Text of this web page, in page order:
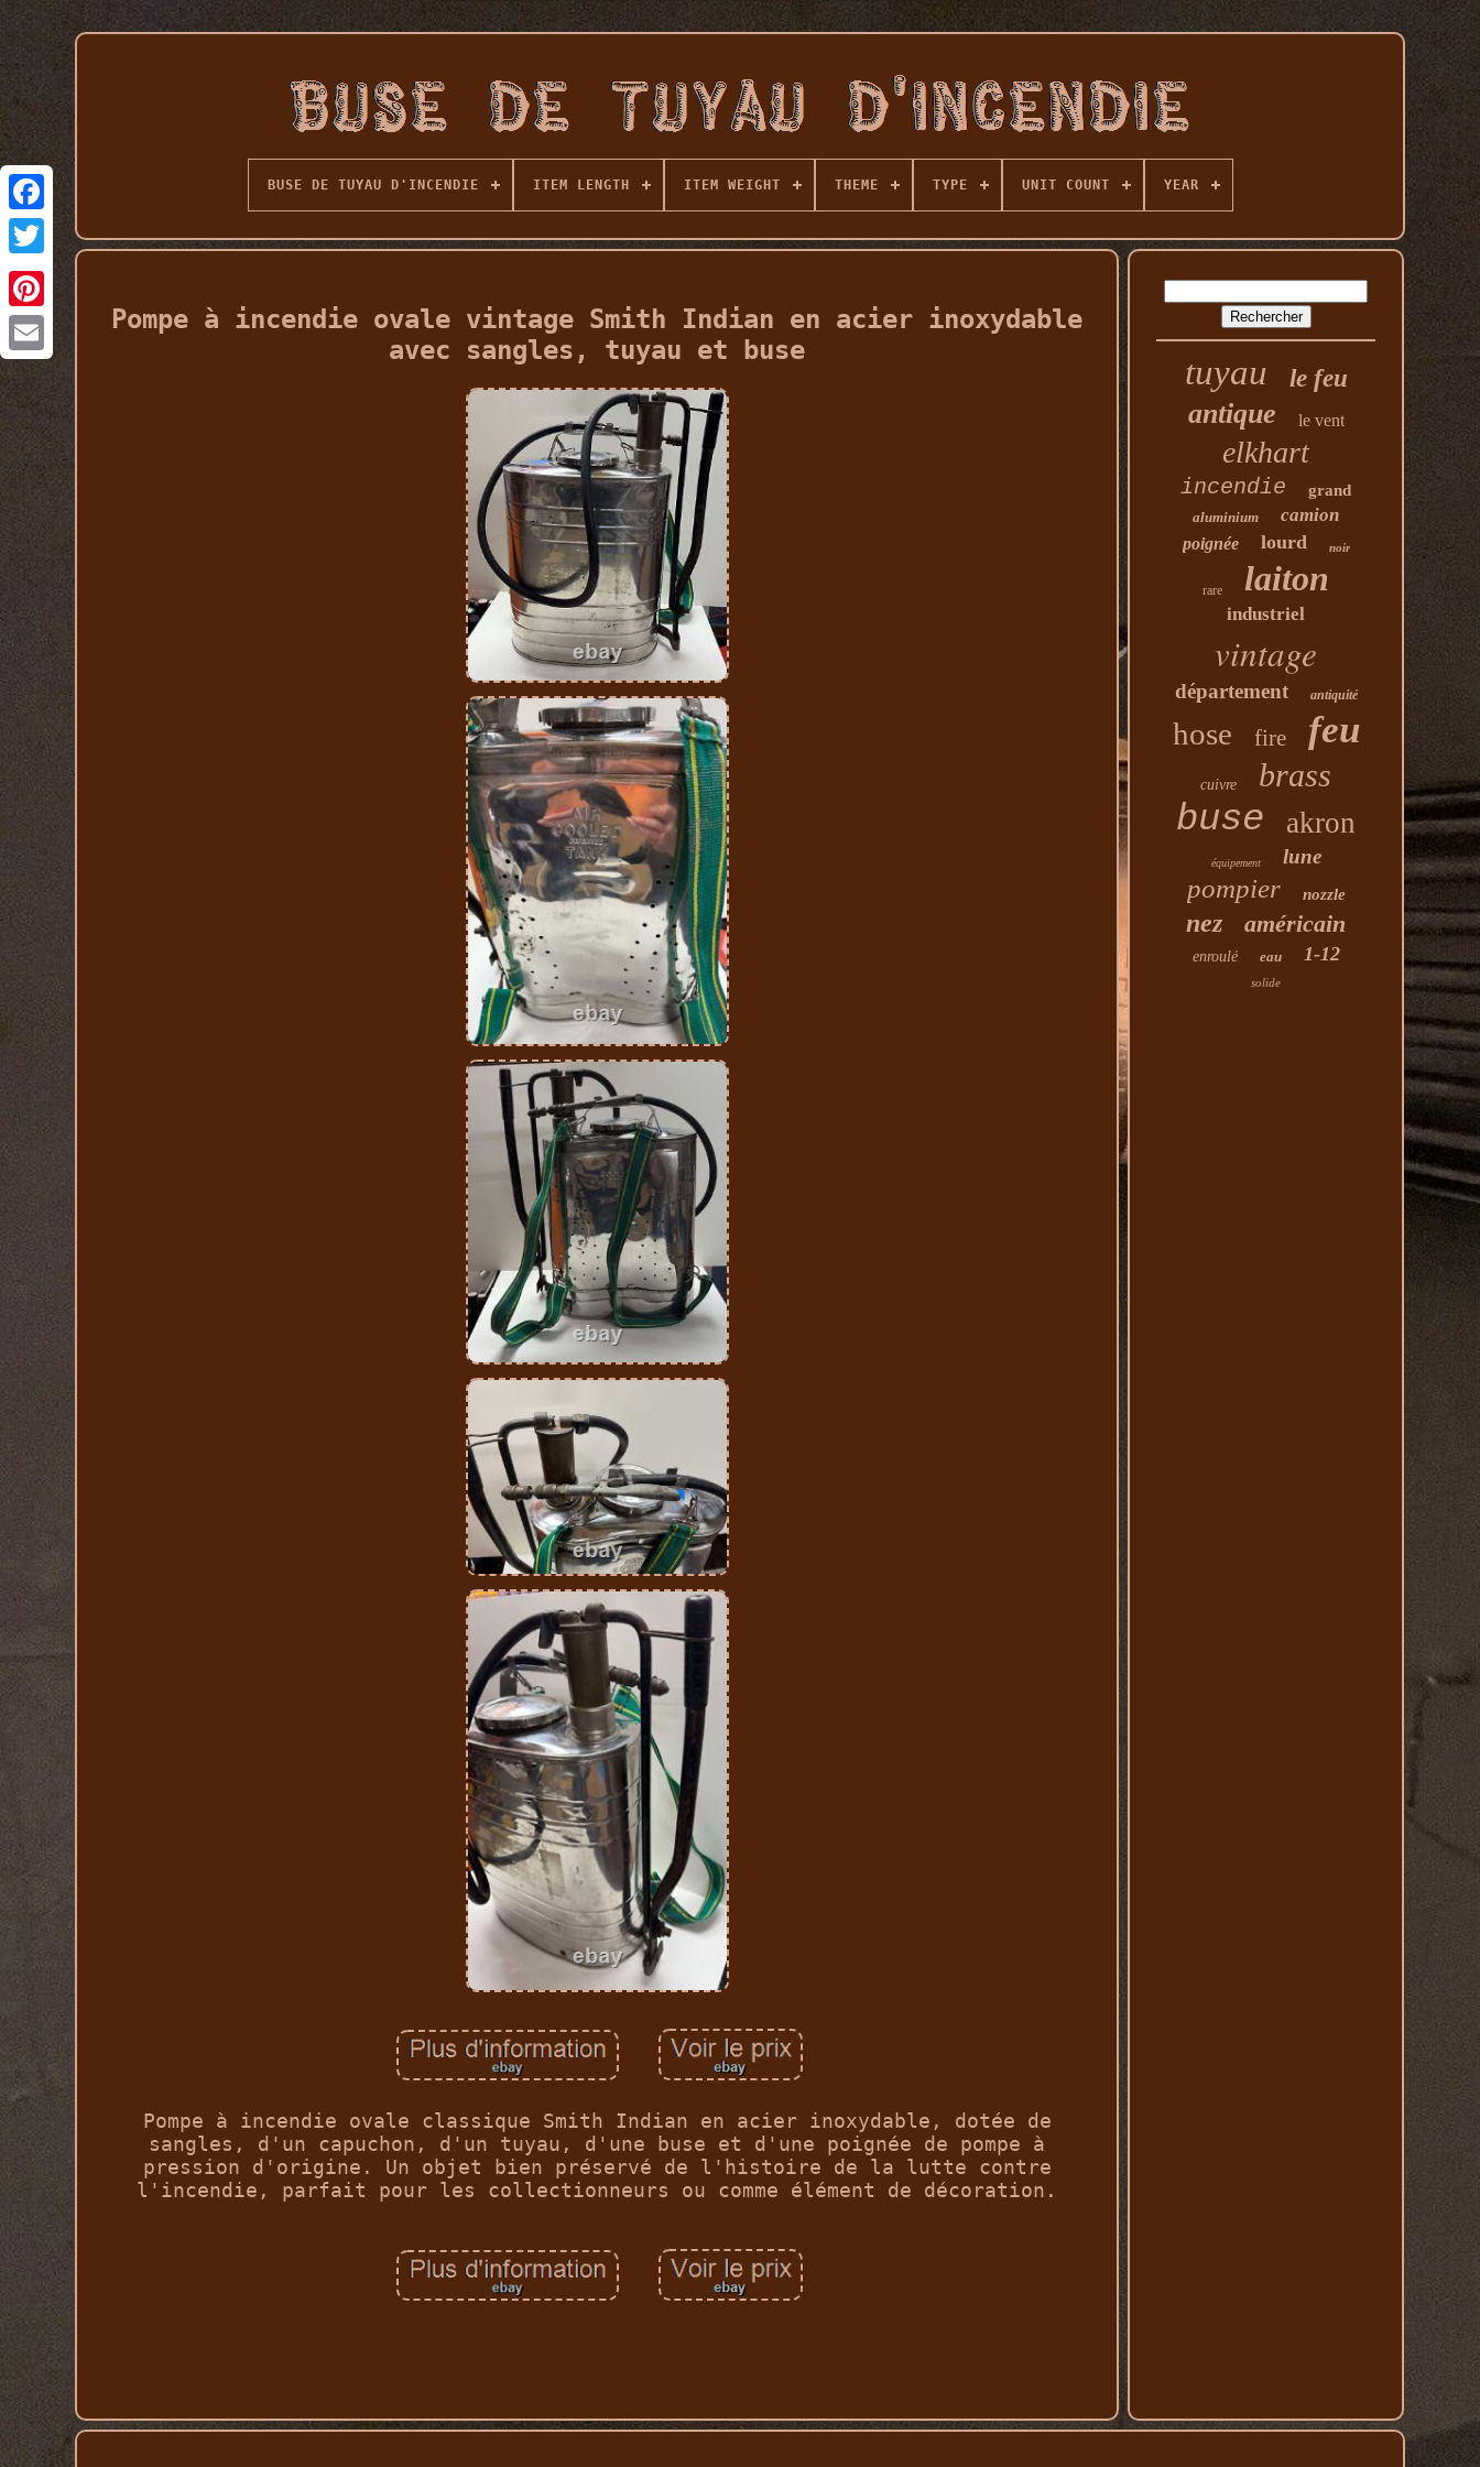
BUSE DE TUYAU D'INCENDIE ITEM LENGTH ITEM WEIGHT THEME TYPE UNIT COUNT YEAR
Pompe à incendie ovale vintage Smith Indian en acier inoxydable
avec sangles, tuyau et buse
Pompe à incendie ovale classique Smith Indian en acier inoxydable, dotée de
sangles, d'un capuchon, d'un tuyau, d'une buse et d'une poignée de pompe à
pression d'origine. Un objet bien préservé de l'histoire de la lutte contre
l'incendie, parfait pour les collectionneurs ou comme élément de décoration.
tuyau le feu
antique le vent
elkhart
incendie grand
aluminium camion
poignée lourd noir
rare laiton
industriel
vintage
département antiquité
hose fire feu
cuivre brass
buse akron
équipement lune
pompier nozzle
nez américain
enroulé eau 1-12
solide